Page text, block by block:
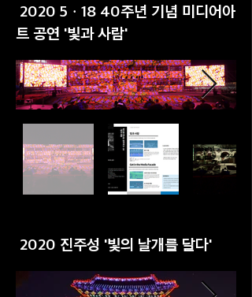
2020 5ㆍ18 40주년 기념 미디어아
트 공연 '빛과 사람'
2020 진주성 '빛의 날개를 달다'